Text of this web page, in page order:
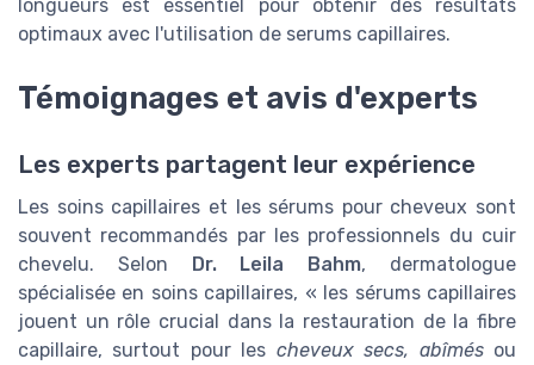
longueurs est essentiel pour obtenir des résultats
optimaux avec l'utilisation de serums capillaires.
Témoignages et avis d'experts
Les experts partagent leur expérience
Les soins capillaires et les sérums pour cheveux sont
souvent recommandés par les professionnels du cuir
chevelu. Selon Dr. Leila Bahm, dermatologue
spécialisée en soins capillaires, « les sérums capillaires
jouent un rôle crucial dans la restauration de la fibre
capillaire, surtout pour les cheveux secs, abîmésou